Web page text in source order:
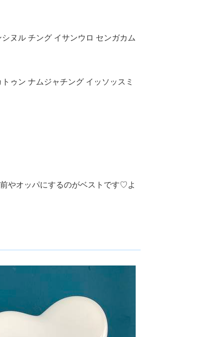
ヌル チング イサンウロ センガカム
ゥン ナムジャチング イッソッスミ
やオッパにするのがベストです♡よ